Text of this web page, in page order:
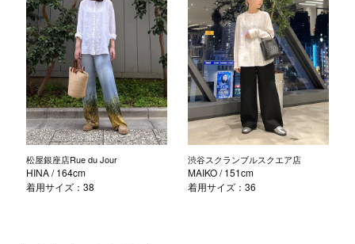
松屋銀座店Rue du Jour
HINA/ 164cm
着用サイズ：38
渋谷スクランブルスクエア店
MAIKO/ 151cm
着用サイズ：36